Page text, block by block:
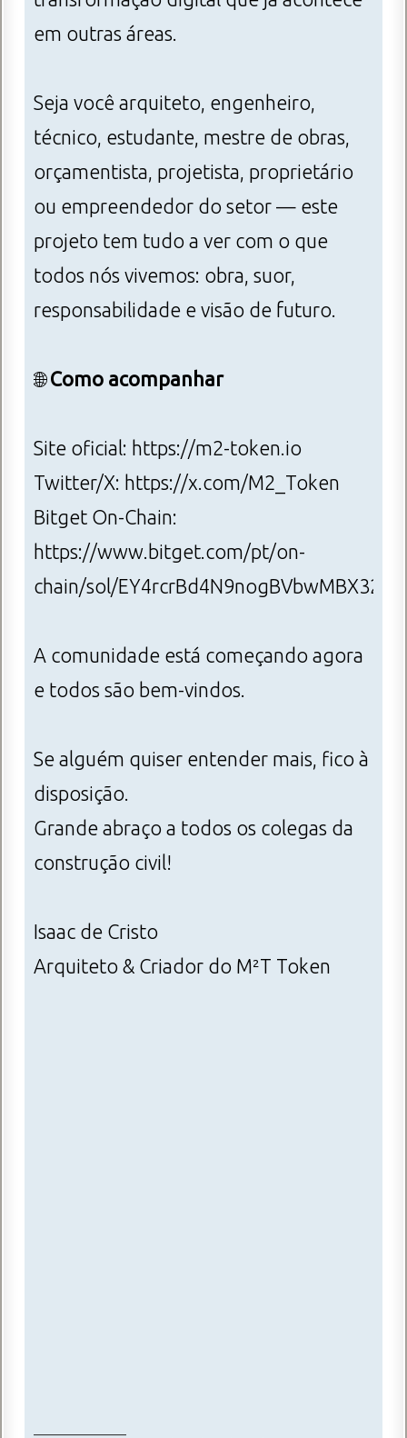
em outras áreas.
Seja você arquiteto, engenheiro,
técnico, estudante, mestre de obras,
orçamentista, projetista, proprietário
ou empreendedor do setor — este
projeto tem tudo a ver com o que
todos nós vivemos: obra, suor,
responsabilidade e visão de futuro.
🌐Como acompanhar
Site oficial: https://m2-token.io
Twitter/X: https://x.com/M2_Token
Bitget On-Chain:
https://www.bitget.com/pt/on-
chain/sol/
A comunidade está começando agora
e todos são bem-vindos.
Se alguém quiser entender mais, fico à
disposição.
Grande abraço a todos os colegas da
construção civil!
Isaac de Cristo
Arquiteto & Criador do M²T Token